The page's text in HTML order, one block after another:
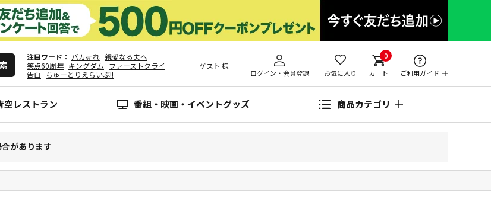
注目ワード バカ売れ 親愛なる夫へ
笑点60周年 キングダム ファーストクライ
告白 ちゅーとりえらいぶ!!
ゲスト 様
ログイン・会員登録 お気に入り
0
カート ご利用ガイド
レストラン 番組・映画・イベントグッズ 商品カテゴリ
があります